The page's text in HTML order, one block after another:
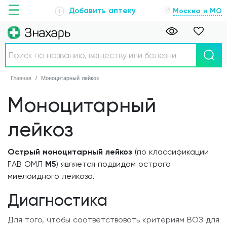
Главная
Препараты
О проекте
Обратная связь
☰ Добавить аптеку Москва и МО
Главная Моноцитарный лейкоз
Моноцитарный
лейкоз
Острый моноцитарный лейкоз (по классификации
FAB ОМЛ M5) является подвидом острого
миелоидного лейкоза.
Диагностика
Для того, чтобы соответствовать критериям ВОЗ для